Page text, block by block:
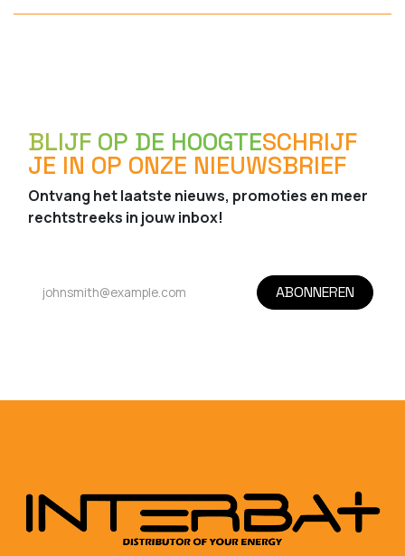
BLIJF OP DE HOOGTESCHRIJF
JE IN OP ONZE NIEUWSBRIEF
Ontvang het laatste nieuws, promoties en meer
rechtstreeks in jouw inbox!
ABONNEREN